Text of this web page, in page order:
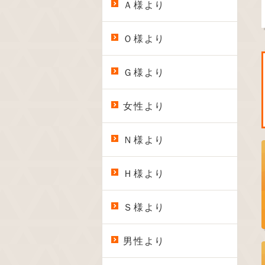
Ａ様より
Ｏ様より
Ｇ様より
女性より
Ｎ様より
Ｈ様より
Ｓ様より
男性より